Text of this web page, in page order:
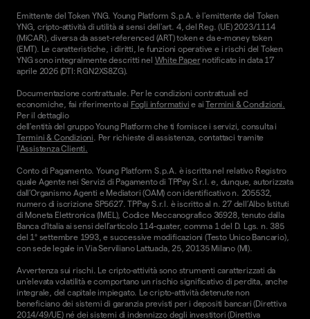
Emittente del Token YNG. Young Platform S.p.A. è l'emittente del Token
YNG, cripto-attività di utilità ai sensi dell'art. 4, del Reg. (UE) 2023/1114
(MiCAR), diversa da asset-referenced (ART) token e da e-money token
(EMT). Le caratteristiche, i diritti, le funzioni operative e i rischi del Token
YNG sono integralmente descritti nel White Papernotificato in data 17
aprile 2026 (DTI: RGN2XS8ZG).
Documentazione contrattuale. Per le condizioni contrattuali ed
economiche, fai riferimento ai Fogli informativi e aiTermini & Condizioni.
Per il dettaglio
dell'entità del gruppo Young Platform che ti fornisce i servizi, consulta i
Termini & Condizioni. Per richieste di assistenza, contattaci tramite
l'Assistenza Clienti.
Conto di Pagamento. Young Platform S.p.A. è iscritta nel relativo Registro
quale Agente nei Servizi di Pagamento di TPPay S.r.l. e, dunque, autorizzata
dall’Organismo Agenti e Mediatori (OAM) con identificativo n. 205532,
numero di iscrizione SP5627. TPPay S.r.l. è iscritto al n. 27 dell’Albo Istituti
di Moneta Elettronica (IMEL), Codice Meccanografico 36928, tenuto dalla
Banca d’Italia ai sensi dell’articolo 114-quater, comma 1 del D. Lgs. n. 385
del 1° settembre 1993, e successive modificazioni (Testo Unico Bancario),
con sede legale in Via Serviliano Lattuada, 25, 20135 Milano (MI).
Avvertenza sui rischi. Le cripto-attività sono strumenti caratterizzati da
un'elevata volatilità e comportano un rischio significativo di perdita, anche
integrale, del capitale impiegato. Le cripto-attività detenute non
beneficiano dei sistemi di garanzia previsti per i depositi bancari (Direttiva
2014/49/UE) né dei sistemi di indennizzo degli investitori (Direttiva